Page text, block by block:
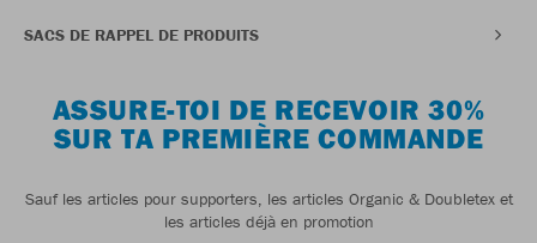
SACS DE RAPPEL DE PRODUITS
ASSURE-TOI DE RECEVOIR 30%
SUR TA PREMIÈRE COMMANDE
Sauf les articles pour supporters, les articles Organic & Doubletex et
les articles déjà en promotion